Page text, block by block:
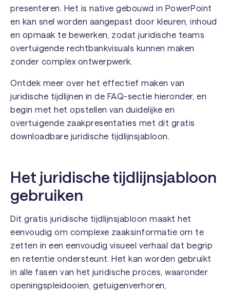
presenteren. Het is native gebouwd in PowerPoint
en kan snel worden aangepast door kleuren, inhoud
en opmaak te bewerken, zodat juridische teams
overtuigende rechtbankvisuals kunnen maken
zonder complex ontwerpwerk.
Ontdek meer over het effectief maken van
juridische tijdlijnen in de FAQ-sectie hieronder, en
begin met het opstellen van duidelijke en
overtuigende zaakpresentaties met dit gratis
downloadbare juridische tijdlijnsjabloon.
Het juridische tijdlijnsjabloon
gebruiken
Dit gratis juridische tijdlijnsjabloon maakt het
eenvoudig om complexe zaaksinformatie om te
zetten in een eenvoudig visueel verhaal dat begrip
en retentie ondersteunt. Het kan worden gebruikt
in alle fasen van het juridische proces, waaronder
openingspleidooien, getuigenverhoren,